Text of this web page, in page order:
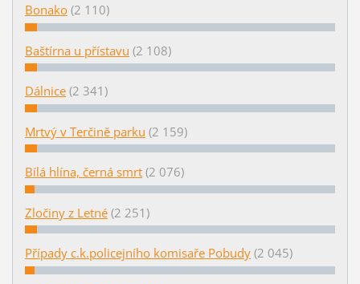
Bonako (2 110)
Baštírna u přístavu (2 108)
Dálnice (2 341)
Mrtvý v Terčině parku (2 159)
Bílá hlína, černá smrt (2 076)
Zločiny z Letné (2 251)
Případy c.k.policejního komisaře Pobudy (2 045)